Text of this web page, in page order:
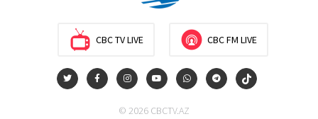
Как Азербайджан и Казахстан превращают Каспий
в цифровой узел Евразии
CBC TV LIVE CBC FM LIVE
© 2026 CBCTV.AZ